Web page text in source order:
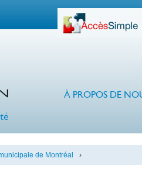
À PROPOS DE
de Montréal ›